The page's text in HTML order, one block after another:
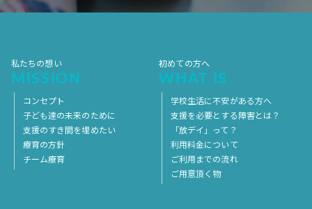
2017年4月
私たちの想い
MISSION
コンセプト
子ども達の未来のために
支援のすき間を埋めたい
療育の方針
チーム療育
初めての方へ
WHAT IS
学校生活に不安がある方へ
支援を必要とする障害とは？
「放デイ」って？
利用料金について
ご利用までの流れ
ご用意頂く物